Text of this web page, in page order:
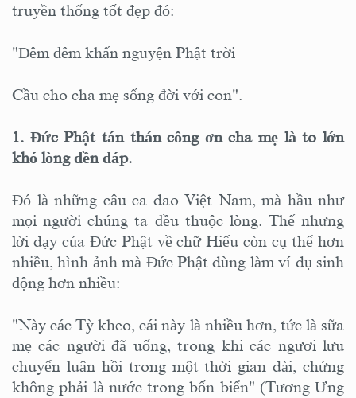
truyền thống tốt đẹp đó:
"Đêm đêm khấn nguyện Phật trời
Cầu cho cha mẹ sống đời với con".
1. Đức Phật tán thán công ơn cha mẹ là to lớn
khó lòng đền đáp.
Đó là những câu ca dao Việt Nam, mà hầu như
mọi người chúng ta đều thuộc lòng. Thế nhưng
lời dạy của Đức Phật về chữ Hiếu còn cụ thể hơn
nhiều, hình ảnh mà Đức Phật dùng làm ví dụ sinh
động hơn nhiều:
"Này các Tỳ kheo, cái này là nhiều hơn, tức là sữa
mẹ các người đã uống, trong khi các ngươi lưu
chuyển luân hồi trong một thời gian dài, chứng
không phải là nước trong bốn biển" (Tương Ưng